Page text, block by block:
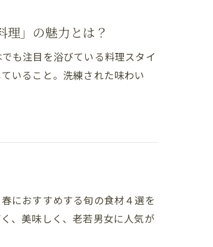
理」の魅力とは？
も注目を浴びている料理スタイ
いること。洗練された味わい
におすすめする旬の食材４選を
、美味しく、老若男女に人気が